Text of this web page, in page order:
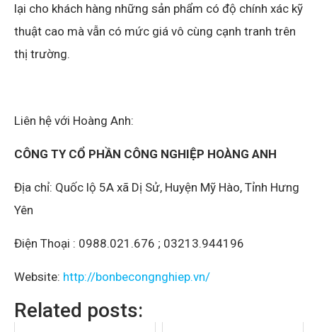
lại cho khách hàng những sản phẩm có độ chính xác kỹ
thuật cao mà vẫn có mức giá vô cùng cạnh tranh trên
thị trường.
Liên hệ với Hoàng Anh:
CÔNG TY CỔ PHẦN CÔNG NGHIỆP HOÀNG ANH
Địa chỉ: Quốc lộ 5A xã Dị Sử, Huyện Mỹ Hào, Tỉnh Hưng
Yên
Điện Thoại : 0988.021.676 ; 03213.944196
Website: http://bonbecongnghiep.vn/
Related posts: